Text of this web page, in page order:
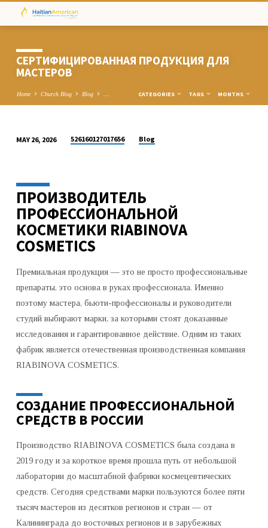
СЕРТИФИЦИРОВАННАЯ ПРОДУКЦИЯ ДЛЯ
МАСТЕРОВ
Home Church Blog Blog … CATEGORIES TAGS MONTHS
ДЛЯ
МАСТЕРОВ
MAY 26, 2026 526160127017656 Blog
ПРОИЗВОДИТЕЛЬ
ПРОФЕССИОНАЛЬНОЙ
КОСМЕТИКИ RIABINOVA
COSMETICS
Премиальная продукция — это не просто профессиональные
препараты, это основа в руках профессионала. Именно
поэтому мастера, бьюти-профессионалы и руководители
студий выбирают марки, за которыми стоят доказанные
исследования и гарантированное действие. Одним из таких
фабрик является отечественная производственная компания
RIABINOVA COSMETICS.
СОЗДАНИЕ ПРОФЕССИОНАЛЬНОЙ
СРЕДСТВ В РОССИИ
Производство RIABINOVA COSMETICS была создана в
2019 году и за короткое время прошла путь от небольшой
лаборатории до масштабной фабрики космецевтических
средств. Сегодня средствами марки пользуются более пяти
тысяч мастеров из десятков регионов и стран — от
Калининграда до восточных регионов и в зарубежных